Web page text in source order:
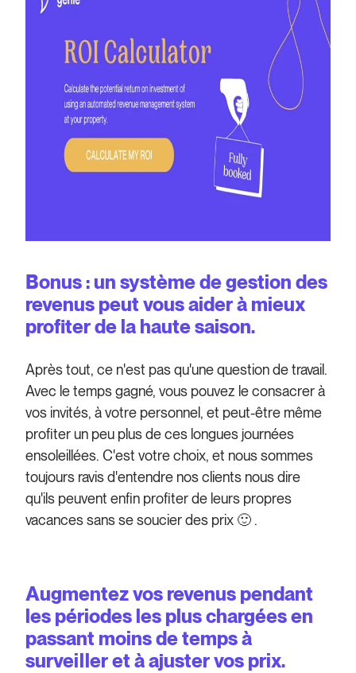
Bonus : un système de gestion des
revenus peut vous aider à mieux
profiter de la haute saison.
Après tout, ce n'est pas qu'une question de travail.
Avec le temps gagné, vous pouvez le consacrer à
vos invités, à votre personnel, et peut-être même
profiter un peu plus de ces longues journées
ensoleillées. C'est votre choix, et nous sommes
toujours ravis d'entendre nos clients nous dire
qu'ils peuvent enfin profiter de leurs propres
vacances sans se soucier des prix 🙂 .
Augmentez vos revenus pendant
les périodes les plus chargées en
passant moins de temps à
surveiller et à ajuster vos prix.